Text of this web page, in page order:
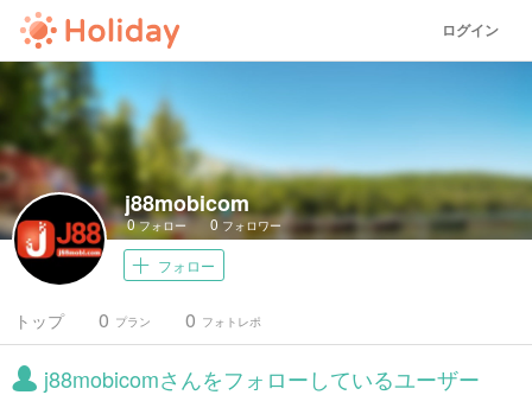
ログイン
j88mobicom
0フォロー 0 フォロワー
フォロー
トップ プラン
0 フォトレポ
0
j88mobicomさんをフォローしているユーザー